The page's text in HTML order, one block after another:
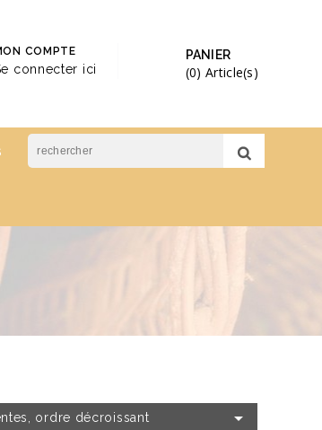
PANIER
(0) Article(s)
COMPTE
connecter ici
ordre décroissant 